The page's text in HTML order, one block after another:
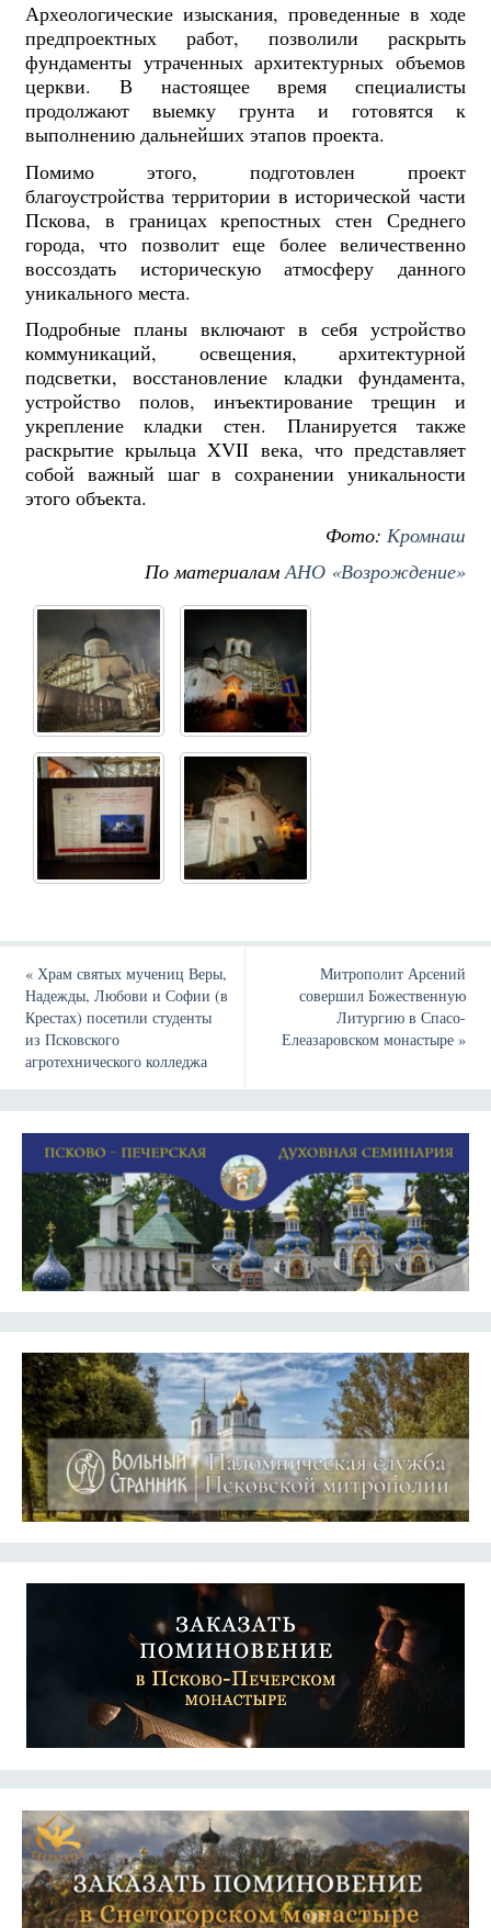
Археологические изыскания, проведенные в ходе
предпроектных работ, позволили раскрыть
фундаменты утраченных архитектурных объемов
церкви. В настоящее время специалисты
продолжают выемку грунта и готовятся к
выполнению дальнейших этапов проекта.
Помимо этого, подготовлен проект
благоустройства территории в исторической части
Пскова, в границах крепостных стен Среднего
города, что позволит еще более величественно
воссоздать историческую атмосферу данного
уникального места.
Подробные планы включают в себя устройство
коммуникаций, освещения, архитектурной
подсветки, восстановление кладки фундамента,
устройство полов, инъектирование трещин и
укрепление кладки стен. Планируется также
раскрытие крыльца XVII века, что представляет
собой важный шаг в сохранении уникальности
этого объекта.
Фото: Кромнаш
По материаламАНО «Возрождение»
«Храм святых мучениц Веры,
Надежды, Любови и Софии (в
Крестах) посетили студенты
из Псковского
агротехнического колледжа
Митрополит Арсений
совершил Божественную
Литургию в Спасо-
Елеазаровском монастыре»